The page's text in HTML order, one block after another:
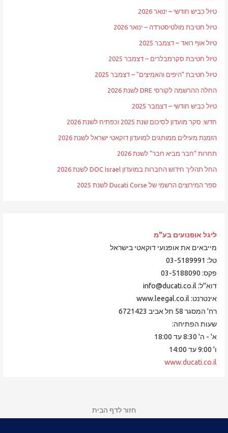
טיול כביש חודשי – ינואר 2026
טיול חטיבת מולטיסטרדה – ינואר 2026
טיול אוף רואד – דצמבר 2025
טיול חטיבת סקרמבלרים – דצמבר 2025
טיול חטיבת "היפים והאמיצים" – דצמבר 2025
החלה ההרשמה לקורסי DRE לשנת 2026
טיול כביש חודשי – דצמבר 2025
חדש: סקר מועדון לסיכום שנת 2025 וכפתיח לשנת 2026
הזמנת מעילים ממותגים למועדון דוקאטי ישראל לשנת 2026
תחרות "חבר מביא חבר" לשנת 2026
החל תהליך חידוש החברות במועדון DOC Israel לשנת 2026
ספר המירוצים הרשמי של Ducati Corse לשנת 2025
ליגל אופנועים בע"מ
מייבאים את אופנועי דוקאטי בישראל
טל: 03-5189991
פקס: 03-5188090
דוא"ל: info@ducati.co.il
אינטרנט: www.leegal.co.il
רח' המסגר 58 תל אביב 6721423
שעות הפתיחה:
א' - ה' 8:30 עד 18:00
ו' 9:00 עד 14:00
www.ducati.co.il
חזור לדף הבית